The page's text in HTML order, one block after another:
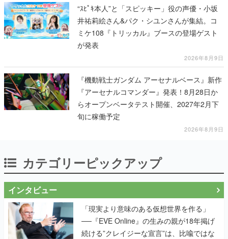
“ｽﾋﾟｷ本人”と「スピッキー」役の声優・小坂
井祐莉絵さん&パク・シユンさんが集結。コ
ミケ108『トリッカル』ブースの登場ゲスト
が発表
2026年8月9日
『機動戦士ガンダム アーセナルベース』新作
『アーセナルコマンダー』発表！8月28日か
らオープンベータテスト開催、2027年2月下
旬に稼働予定
2026年8月9日
カテゴリーピックアップ
インタビュー
「現実より意味のある仮想世界を作る」
──『EVE Online』の生みの親が18年掲げ
続ける”クレイジーな宣言”は、比喩ではな